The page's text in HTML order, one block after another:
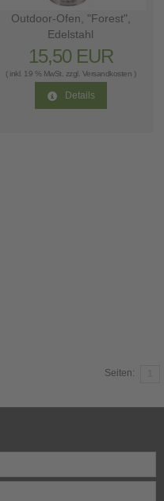
Outdoor-Ofen, "Forest",
Edelstahl
15,50 EUR
( inkl. 19 % MwSt. zzgl. Versandkosten )
Details
Seiten: